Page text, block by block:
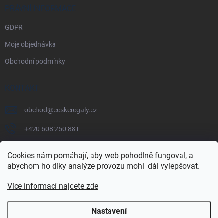
Cookies nám pomáhají, aby web pohodlně fungoval, a
abychom ho díky analýze provozu mohli dál vylepšovat.
Více informací najdete zde
Nastavení
PRÁVNÍ INFORMACE
GDPR
Moje objednávka
Obchodní podmínky
KONTAKT
obchod@ceskeregaly.cz
+420 608 250 881